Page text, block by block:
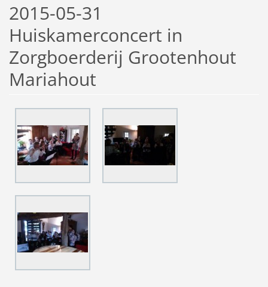
2015-05-31
Huiskamerconcert in
Zorgboerderij Grootenhout
Mariahout